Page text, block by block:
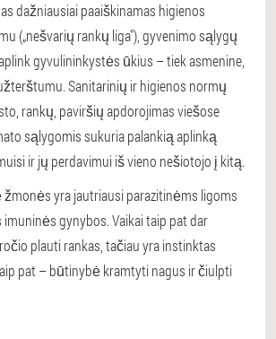
dažniausiai paaiškinamas higienos
(„nešvarių rankų liga"), gyvenimo sąlygų
gyvulininkystės ūkius – tiek asmenine,
Sanitarinių ir higienos normų
rankų, paviršių apdorojimas viešose
sąlygomis sukuria palankią aplinką
ir jų perdavimui iš vieno nešiotojo į kitą.
žmonės yra jautriausi parazitinėms ligoms
gynybos. Vaikai taip pat dar
plauti rankas, tačiau yra instinktas
pat – būtinybė kramtyti nagus ir čiulpti